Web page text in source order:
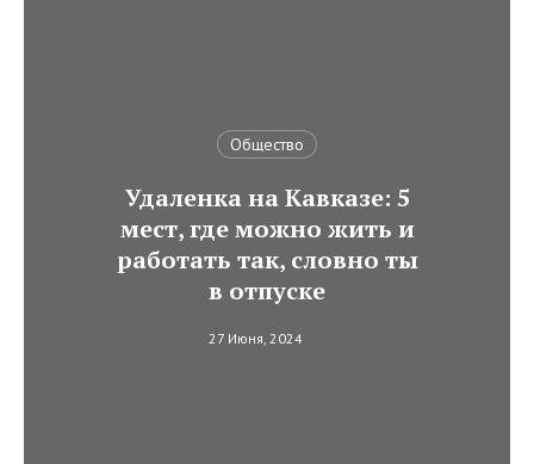
Общество
Удаленка на Кавказе: 5
мест, где можно жить и
работать так, словно ты
в отпуске
27 Июня, 2024